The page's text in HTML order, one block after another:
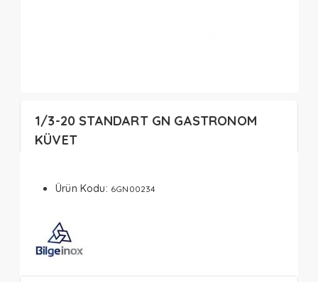
1/3-20 STANDART GN GASTRONOM
KÜVET
Ürün Kodu: 6GN00234